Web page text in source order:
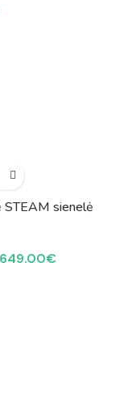
STEAM sienelė
649.00€